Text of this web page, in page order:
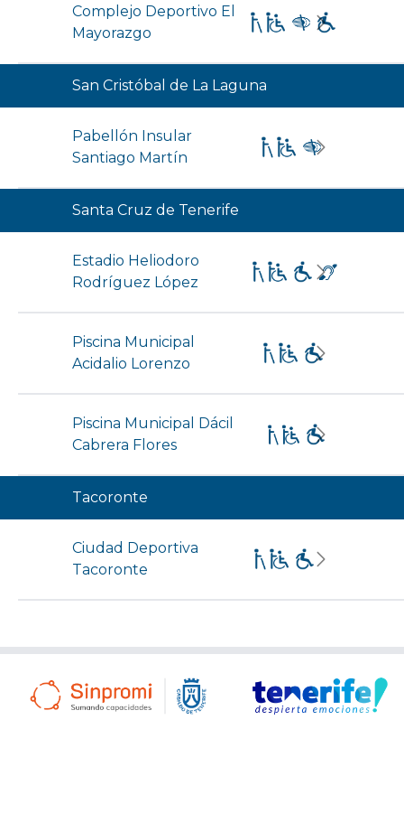
Complejo Deportivo El
Mayorazgo
San Cristóbal de La Laguna
Pabellón Insular
Santiago Martín
Santa Cruz de Tenerife
Estadio Heliodoro
Rodríguez López
Piscina Municipal
Acidalio Lorenzo
Piscina Municipal Dácil
Cabrera Flores
Tacoronte
Ciudad Deportiva
Tacoronte